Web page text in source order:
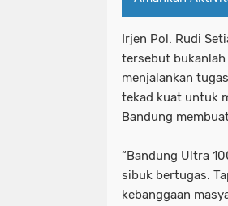
Irjen Pol. Rudi
tersebut
menjalankan
tekad kuat untuk
Bandung
“Bandung Ultra
sibuk bertugas.
kebanggaan